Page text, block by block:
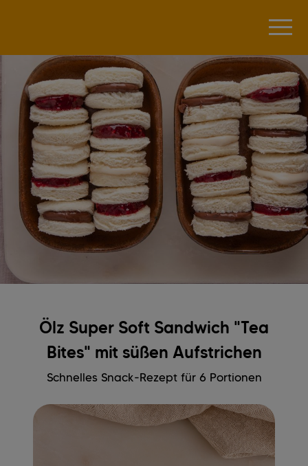
Ölz Super Soft Sandwich "Tea
Bites" mit süßen Aufstrichen
Schnelles Snack-Rezept für 6 Portionen